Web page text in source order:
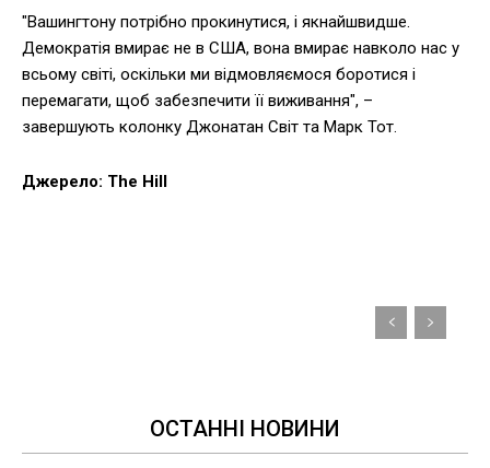
"Вашингтону потрібно прокинутися, і якнайшвидше.
Демократія вмирає не в США, вона вмирає навколо нас у
всьому світі, оскільки ми відмовляємося боротися і
перемагати, щоб забезпечити її виживання", –
завершують колонку Джонатан Світ та Марк Тот.
Джерело: The Hill
ОСТАННІ НОВИНИ